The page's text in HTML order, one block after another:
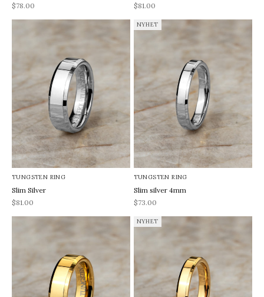
REA-pris
$78.00
REA-pris
$81.00
TUNGSTEN RING
Slim Silver
REA-pris
$81.00
NYHET
TUNGSTEN RING
Slim silver 4mm
REA-pris
$73.00
NYHET